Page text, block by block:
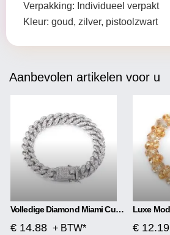
Verpakking: Individueel verpakt
Kleur: goud, zilver, pistoolzwart
Aanbevolen artikelen voor u
Volledige Diamond Miami Cubaanse Armband Vlindersluiting Bangle
€ 14.88 + BTW* € 12.19